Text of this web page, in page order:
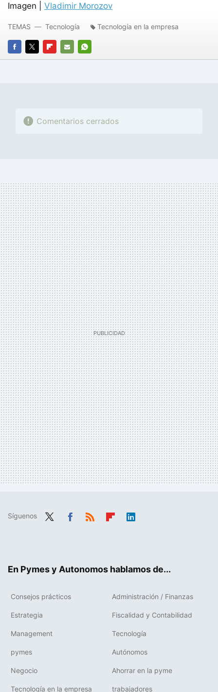
Imagen | Vladimir Morozov
FACEBOOK
TWITTERFLIPBOARD
E-
WHATSAPP
TEMAS Tecnología Tecnología en la empresa
Comentarios cerrados
Síguenos
En Pymes y Autonomos hablamos de...
Consejos prácticos Administración / Finanzas
Estrategia Fiscalidad y Contabilidad
Management Tecnología
pymes Autónomos
Negocio Ahorrar en la pyme
Tecnología en la empresa trabajadores